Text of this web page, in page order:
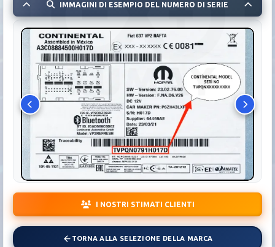
IMMAGINI DI ESEMPIO DEL NUMERO DI SERIE
I NOSTRI STIMATI CLIENTI
TORNA ALLA SELEZIONE DELLA MARCA